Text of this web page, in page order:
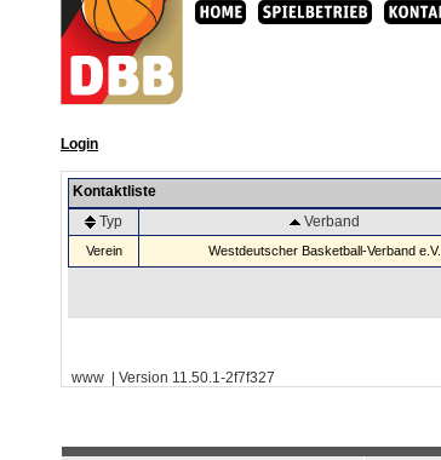
Login
Kontaktliste
Typ
Verband
Verein Westdeutscher Basketball-Verband e.V.
www | Version 11.50.1-2f7f327